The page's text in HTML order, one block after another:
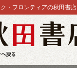
・フロンティアの秋田書店